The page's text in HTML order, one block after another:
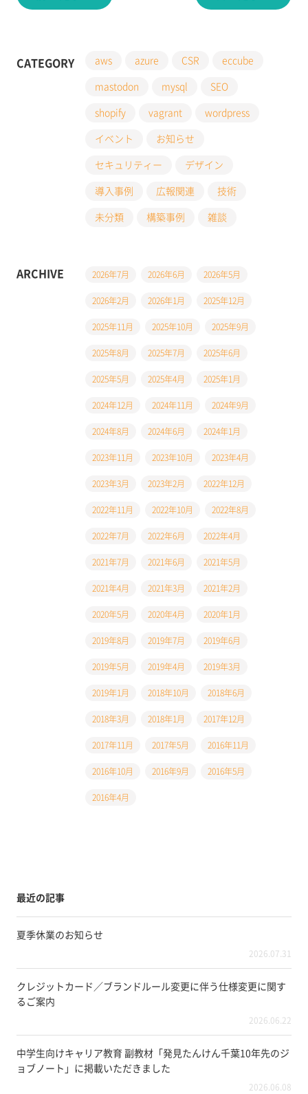
CATEGORY aws azure CSR eccube
mastodon mysql SEO
shopify vagrant wordpress
イベント お知らせ
セキュリティー デザイン
導入事例 広報関連 技術
未分類 構築事例 雑談
ARCHIVE 2026年7月 2026年6月 2026年5月
2026年2月 2026年1月 2025年12月
2025年11月 2025年10月 2025年9月
2025年8月 2025年7月 2025年6月
2025年5月 2025年4月 2025年1月
2024年12月 2024年11月 2024年9月
2024年8月 2024年6月 2024年1月
2023年11月 2023年10月 2023年4月
2023年3月 2023年2月 2022年12月
2022年11月 2022年10月 2022年8月
2022年7月 2022年6月 2022年4月
2021年7月 2021年6月 2021年5月
2021年4月 2021年3月 2021年2月
2020年5月 2020年4月 2020年1月
2019年8月 2019年7月 2019年6月
2019年5月 2019年4月 2019年3月
2019年1月 2018年10月 2018年6月
2018年3月 2018年1月 2017年12月
2017年11月 2017年5月 2016年11月
2016年10月 2016年9月 2016年5月
2016年4月
最近の記事
夏季休業のお知らせ
2026.07.31
クレジットカード／ブランドルール変更に伴う仕様変更に関す
るご案内
2026.06.22
中学生向けキャリア教育 副教材「発見たんけん千葉10年先のジ
ョブノート」に掲載いただきました
2026.06.08